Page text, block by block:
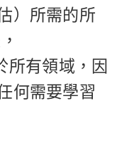
）所需的所
所有領域，因
何需要學習